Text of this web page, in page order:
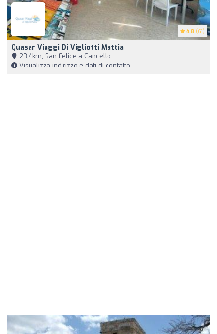
4.8 (61)
Quasar Viaggi Di Vigliotti Mattia
23,4km, San Felice a Cancello
Visualizza indirizzo e dati di contatto